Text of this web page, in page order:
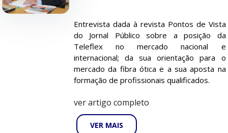
Entrevista dada à revista Pontos de Vista
do Jornal Público sobre a posição da
Teleflex no mercado nacional e
internacional; da sua orientação para o
mercado da fibra ótica e a sua aposta na
formação de profissionais qualificados.
ver artigo completo
VER MAIS